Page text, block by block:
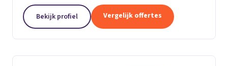
jouw riool verstopt in Leiden, dan gaan onze...
Bekijk profiel Vergelijk offertes